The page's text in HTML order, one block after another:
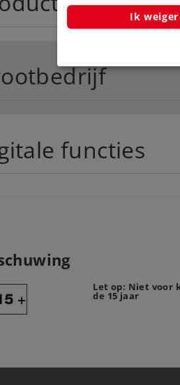
functies
Let op: Niet voor
de 15 jaar
Ik weiger